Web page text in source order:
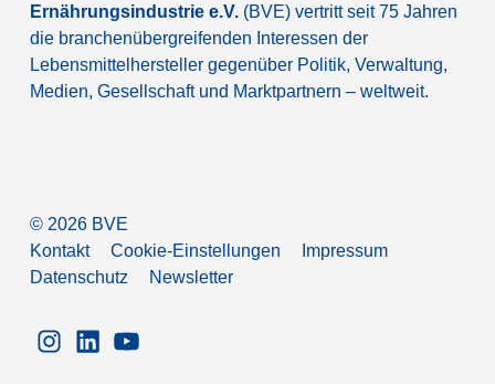
Ernährungsindustrie e.V. (BVE) vertritt seit 75 Jahren
die branchenübergreifenden Interessen der
Lebensmittelhersteller gegenüber Politik, Verwaltung,
Medien, Gesellschaft und Marktpartnern – weltweit.
© 2026BVE
Kontakt
Cookie-Einstellungen
Impressum
Datenschutz
Newsletter